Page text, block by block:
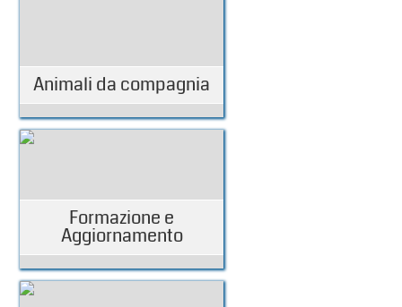
Animali da compagnia
Formazione e
Aggiornamento